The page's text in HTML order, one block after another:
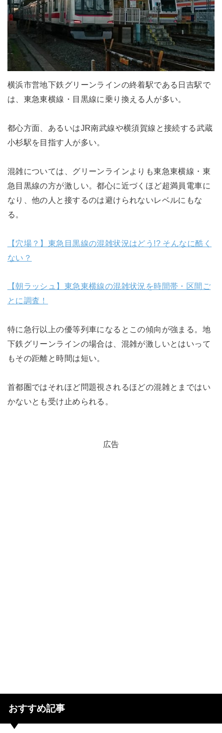
横浜市営地下鉄グリーンラインの終着駅である日吉駅で
は、東急東横線・目黒線に乗り換える人が多い。
都心方面、あるいはJR南武線や横須賀線と接続する武蔵
小杉駅を目指す人が多い。
混雑については、グリーンラインよりも東急東横線・東
急目黒線の方が激しい。都心に近づくほど超満員電車に
なり、他の人と接するのは避けられないレベルにもな
る。
【穴場？】東急目黒線の混雑状況はどう!? そんなに酷く
ない？
【朝ラッシュ】東急東横線の混雑状況を時間帯・区間ご
とに調査！
特に急行以上の優等列車になるとこの傾向が強まる。地
下鉄グリーンラインの場合は、混雑が激しいとはいって
もその距離と時間は短い。
首都圏ではそれほど問題視されるほどの混雑とまではい
かないとも受け止められる。
広告
おすすめ記事